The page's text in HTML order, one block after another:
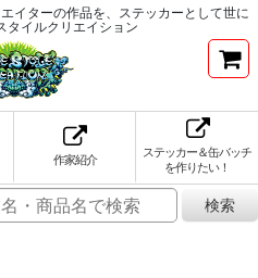
イターの作品を、ステッカーとして世に
タイルクリエイション
作家紹介
ステッカー＆缶バッチ
を作りたい！